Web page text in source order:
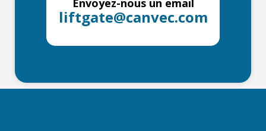
Envoyez-nous un email
liftgate@canvec.com